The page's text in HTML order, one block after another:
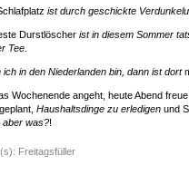
ist durch geschickte
Durstlöscher ist in diesem Sommer
Tee
ich in den Niederlanden bin, dann ist dort
Wochenende angeht, heute Abend
Haushaltsdinge zu erledigen und
aber was?!
Freitagsfüller